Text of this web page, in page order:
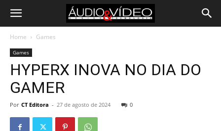
Home Games
Games
HYPERX INOVA NO DIA DO
GAMER
Por CT Editora - 27 de agosto de 2024 0